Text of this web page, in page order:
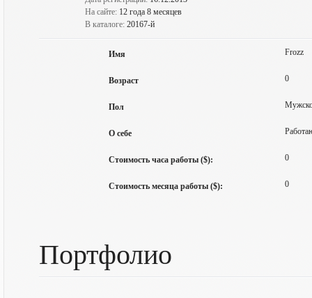
На сайте: 12 года 8 месяцев
В каталоге: 20167-й
Имя Frozz
Возраст 0
Пол
О себе
Стоимость часа работы ($): 0
Стоимость месяца работы ($): 0
Портфолио